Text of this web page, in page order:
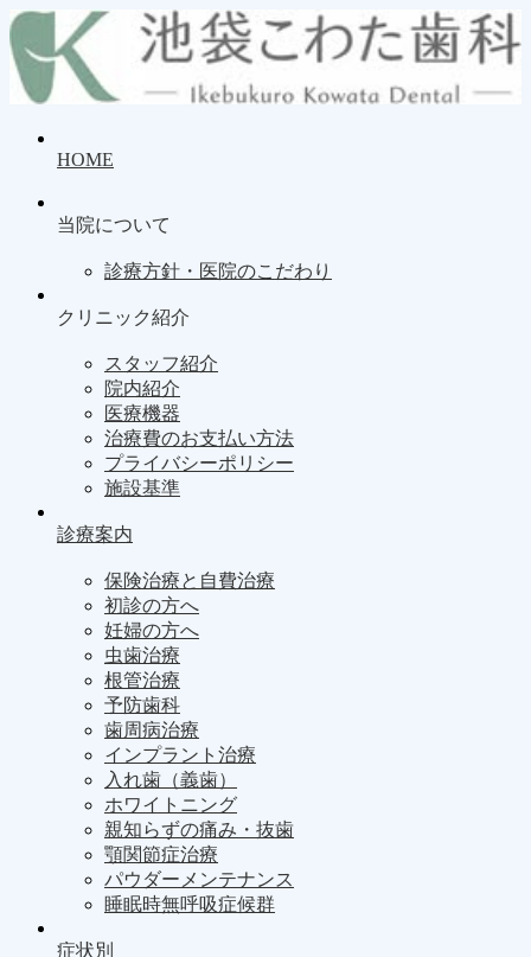
HOME
当院について
診療方針・医院のこだわり
クリニック紹介
スタッフ紹介
院内紹介
医療機器
治療費のお支払い方法
プライバシーポリシー
施設基準
診療案内
保険治療と自費治療
初診の方へ
妊婦の方へ
虫歯治療
根管治療
予防歯科
歯周病治療
インプラント治療
入れ歯（義歯）
ホワイトニング
親知らずの痛み・抜歯
顎関節症治療
パウダーメンテナンス
睡眠時無呼吸症候群
症状別